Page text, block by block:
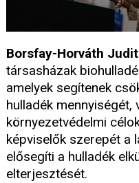
Borsfay-Horváth Judit
társasházak
amelyek segítenek
hulladék
környezetvédelmi
képviselők szerepét a
elősegíti a hulladék
elterjesztését.